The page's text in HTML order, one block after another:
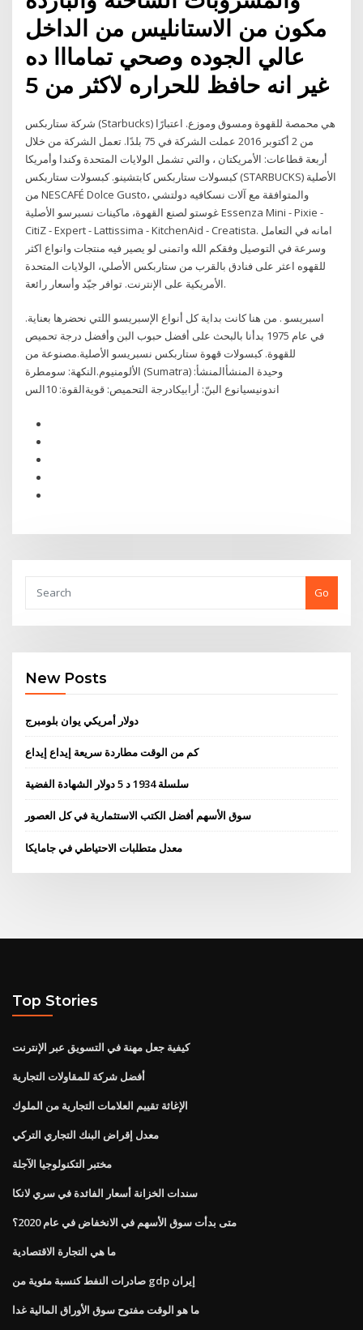
مكون من الاستانليس من الداخل
عالي الجوده وصحي تمامااا ده
غير انه حافظ للحراره لاكثر من 5
شركة ستاربكس (Starbucks) هي محمصة للقهوة ومسوق وموزع. اعتبارًا
من 2 أكتوبر 2016 عملت الشركة في 75 بلدًا. تعمل الشركة من خلال
أربعة قطاعات: الأمريكتان ، والتي تشمل الولايات المتحدة وكندا وأمريكا
كبسولات ستاربكس كابتشينو. كبسولات ستاربكس (STARBUCKS) الأصلية
من NESCAFÉ Dolce Gusto، والمتوافقة مع آلات نسكافيه دولتشي
غوستو لصنع القهوة، ماكينات نسبرسو الأصلية Essenza Mini - Pixie -
CitiZ - Expert - Lattissima - KitchenAid - Creatista. امانه في التعامل
وسرعة في التوصيل وفقكم الله واتمنى لو يصير فيه منتجات وانواع اكثر
للقهوه اعثر على فنادق بالقرب من ستاربكس الأصلي، الولايات المتحدة
الأمريكية على الإنترنت. توافر جيّد وأسعار رائعة.
اسبريسو . من هنا كانت بداية كل أنواع الإسبريسو اللتي نحضرها بعناية.
في عام 1975 بدأنا بالبحث على أفضل حبوب البن وأفضل درجة تحميص
للقهوة. كبسولات قهوة ستاربكس نسبريسو الأصلية.مصنوعة من
الألومنيوم.النكهة: سومطرة (Sumatra) وحيدة المنشأالمنشأ:
اندونيسيانوع البنّ: أرابيكادرجة التحميص: قويةالقوة: 10الس
Go
New Posts
دولار أمريكي يوان بلومبرج
كم من الوقت مطاردة سريعة إيداع إيداع
سلسلة 1934 د 5 دولار الشهادة الفضية
سوق الأسهم أفضل الكتب الاستثمارية في كل العصور
معدل متطلبات الاحتياطي في جامايكا
Top Stories
كيفية جعل مهنة في التسويق عبر الإنترنت
أفضل شركة للمقاولات التجارية
الإغاثة تقييم العلامات التجارية من الملوك
معدل إقراض البنك التجاري التركي
مختبر التكنولوجيا الآجلة
سندات الخزانة أسعار الفائدة في سري لانكا
متى بدأت سوق الأسهم في الانخفاض في عام 2020؟
ما هي التجارة الاقتصادية
صادرات النفط كنسبة مئوية من gdp إيران
ما هو الوقت مفتوح سوق الأوراق المالية غدا